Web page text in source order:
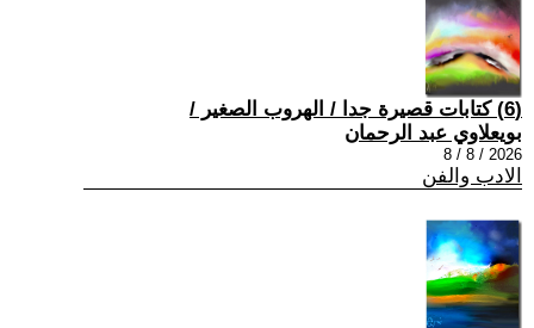
(6) كتابات قصيرة جدا / الهروب الصغير /
بويعلاوي عبد الرحمان
2026 / 8 / 8
الادب والفن